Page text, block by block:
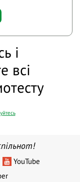
і
всі
YouTube